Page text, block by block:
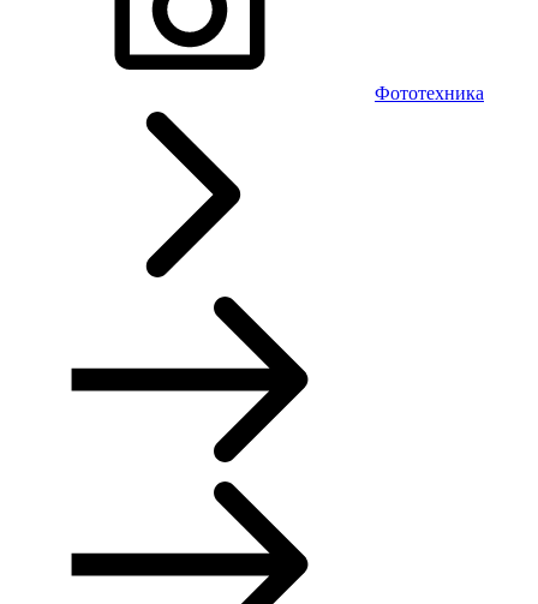
Фототехника